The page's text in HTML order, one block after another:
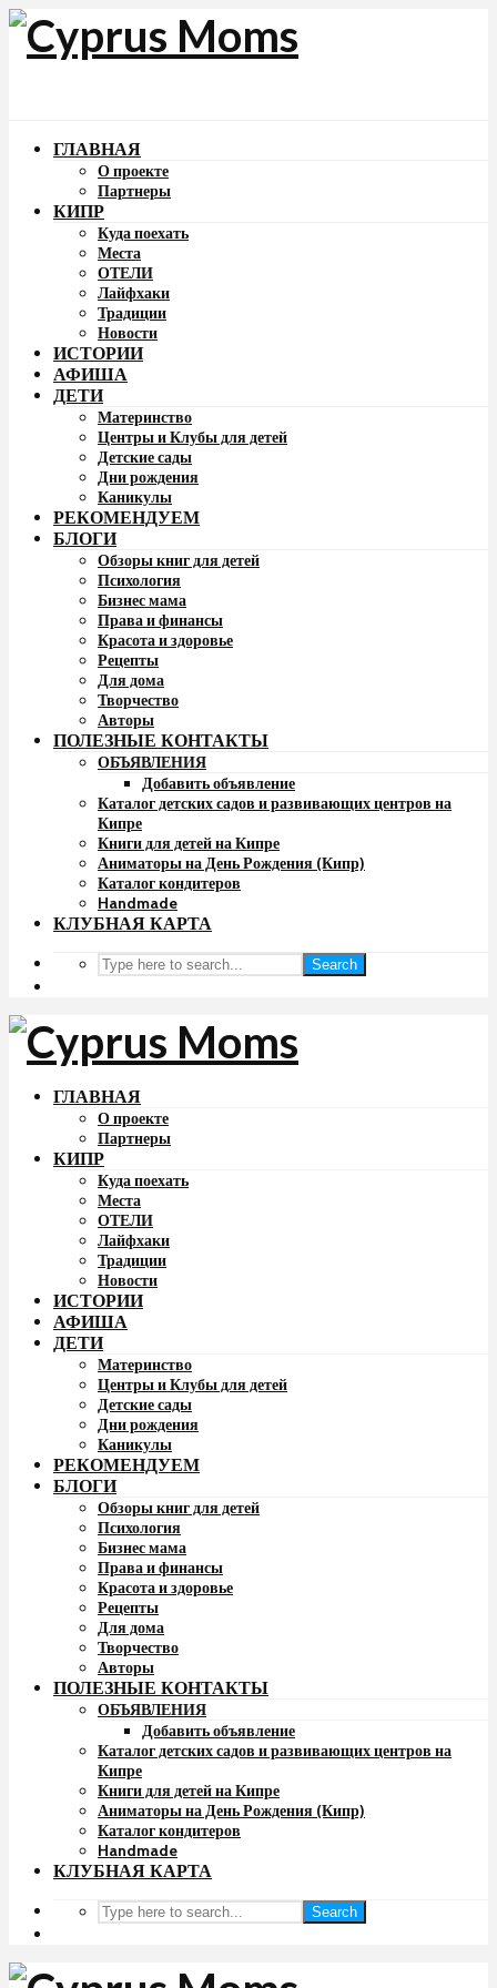
ГЛАВНАЯ
О проекте
Партнеры
КИПР
Куда поехать
Места
ОТЕЛИ
Лайфхаки
Традиции
Новости
ИСТОРИИ
АФИША
ДЕТИ
Материнство
Центры и Клубы для детей
Детские сады
Дни рождения
Каникулы
РЕКОМЕНДУЕМ
БЛОГИ
Обзоры книг для детей
Психология
Бизнес мама
Права и финансы
Красота и здоровье
Рецепты
Для дома
Творчество
Авторы
ПОЛЕЗНЫЕ КОНТАКТЫ
ОБЪЯВЛЕНИЯ
Добавить объявление
Каталог детских садов и развивающих центров на
Кипре
Книги для детей на Кипре
Аниматоры на День Рождения (Кипр)
Каталог кондитеров
Handmade
КЛУБНАЯ КАРТА
Search
ГЛАВНАЯ
О проекте
Партнеры
КИПР
Куда поехать
Места
ОТЕЛИ
Лайфхаки
Традиции
Новости
ИСТОРИИ
АФИША
ДЕТИ
Материнство
Центры и Клубы для детей
Детские сады
Дни рождения
Каникулы
РЕКОМЕНДУЕМ
БЛОГИ
Обзоры книг для детей
Психология
Бизнес мама
Права и финансы
Красота и здоровье
Рецепты
Для дома
Творчество
Авторы
ПОЛЕЗНЫЕ КОНТАКТЫ
ОБЪЯВЛЕНИЯ
Добавить объявление
Каталог детских садов и развивающих центров на
Кипре
Книги для детей на Кипре
Аниматоры на День Рождения (Кипр)
Каталог кондитеров
Handmade
КЛУБНАЯ КАРТА
Search